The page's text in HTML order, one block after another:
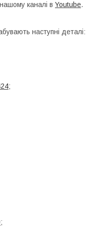
каналі в Youtube.
наступні деталі:
;
;